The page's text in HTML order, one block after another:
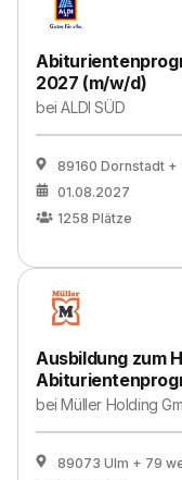
2027 (m/w/d)
beiALDI SÜD
89160 Dornstadt +
01.08.2027
1258 Plätze
Ausbildung zum
beiMüller Holding
89073 Ulm + 79